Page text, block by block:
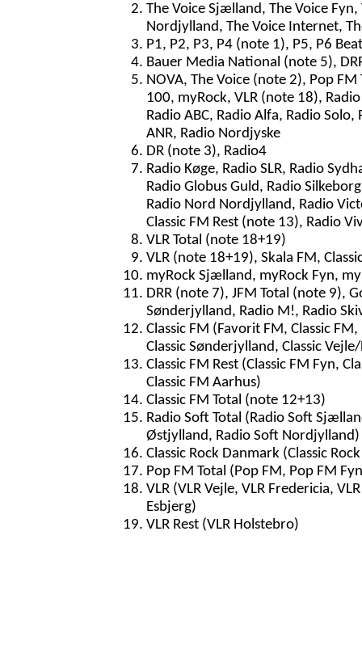
The Voice Sjælland, The Voice
Nordjylland, The Voice Internet,
P1, P2, P3, P4 (note 1), P5, P6
Bauer Media National (note 5),
NOVA, The Voice (note 2), Pop
100, myRock, VLR (note 18),
Radio ABC, Radio Alfa, Radio
ANR, Radio Nordjyske
DR (note 3), Radio4
Radio Køge, Radio SLR, Radio
Radio Globus Guld, Radio
Radio Nord Nordjylland, Radio
Classic FM Rest (note 13), Radio
VLR Total (note 18+19)
VLR (note 18+19), Skala FM,
myRock Sjælland, myRock Fyn,
DRR (note 7), JFM Total (note 9),
Sønderjylland, Radio M!, Radio
Classic FM (Favorit FM, Classic
Classic Sønderjylland, Classic
Classic FM Rest (Classic FM Fyn,
Classic FM Aarhus)
Classic FM Total (note 12+13)
Radio Soft Total (Radio Soft
Østjylland, Radio Soft Nordjylland)
Classic Rock Danmark (Classic
Pop FM Total (Pop FM, Pop FM
VLR (VLR Vejle, VLR Fredericia,
Esbjerg)
VLR Rest (VLR Holstebro)